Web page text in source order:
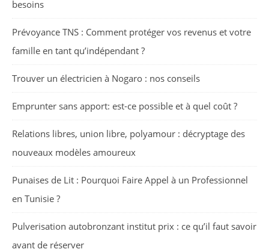
besoins
Prévoyance TNS : Comment protéger vos revenus et votre
famille en tant qu’indépendant ?
Trouver un électricien à Nogaro : nos conseils
Emprunter sans apport: est-ce possible et à quel coût ?
Relations libres, union libre, polyamour : décryptage des
nouveaux modèles amoureux
Punaises de Lit : Pourquoi Faire Appel à un Professionnel
en Tunisie ?
Pulverisation autobronzant institut prix : ce qu’il faut savoir
avant de réserver